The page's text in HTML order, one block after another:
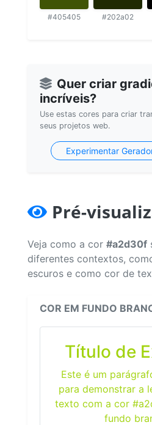
#405405 #202a02
Quer criar
incríveis?
Use estas cores para criar
seus projetos web.
Experimentar
Pré-
Veja como a cor #a2d30f
diferentes contextos,
escuros e como cor de
COR EM FUNDO
Título de
Este é um
para demonstrar a
texto com a cor
fundo